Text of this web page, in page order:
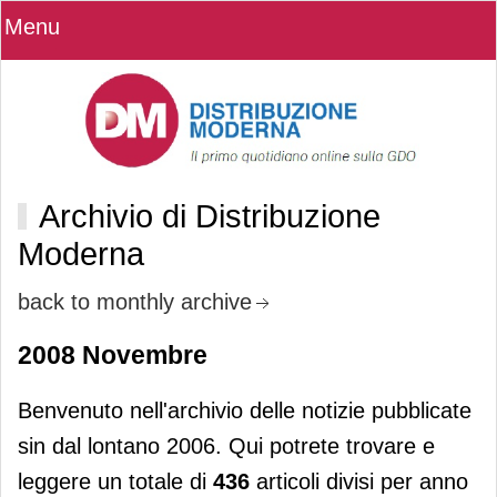
Menu
Archivio di Distribuzione
Moderna
back to monthly archive
2008 Novembre
Benvenuto nell'archivio delle notizie pubblicate
sin dal lontano 2006. Qui potrete trovare e
leggere un totale di 436 articoli divisi per anno